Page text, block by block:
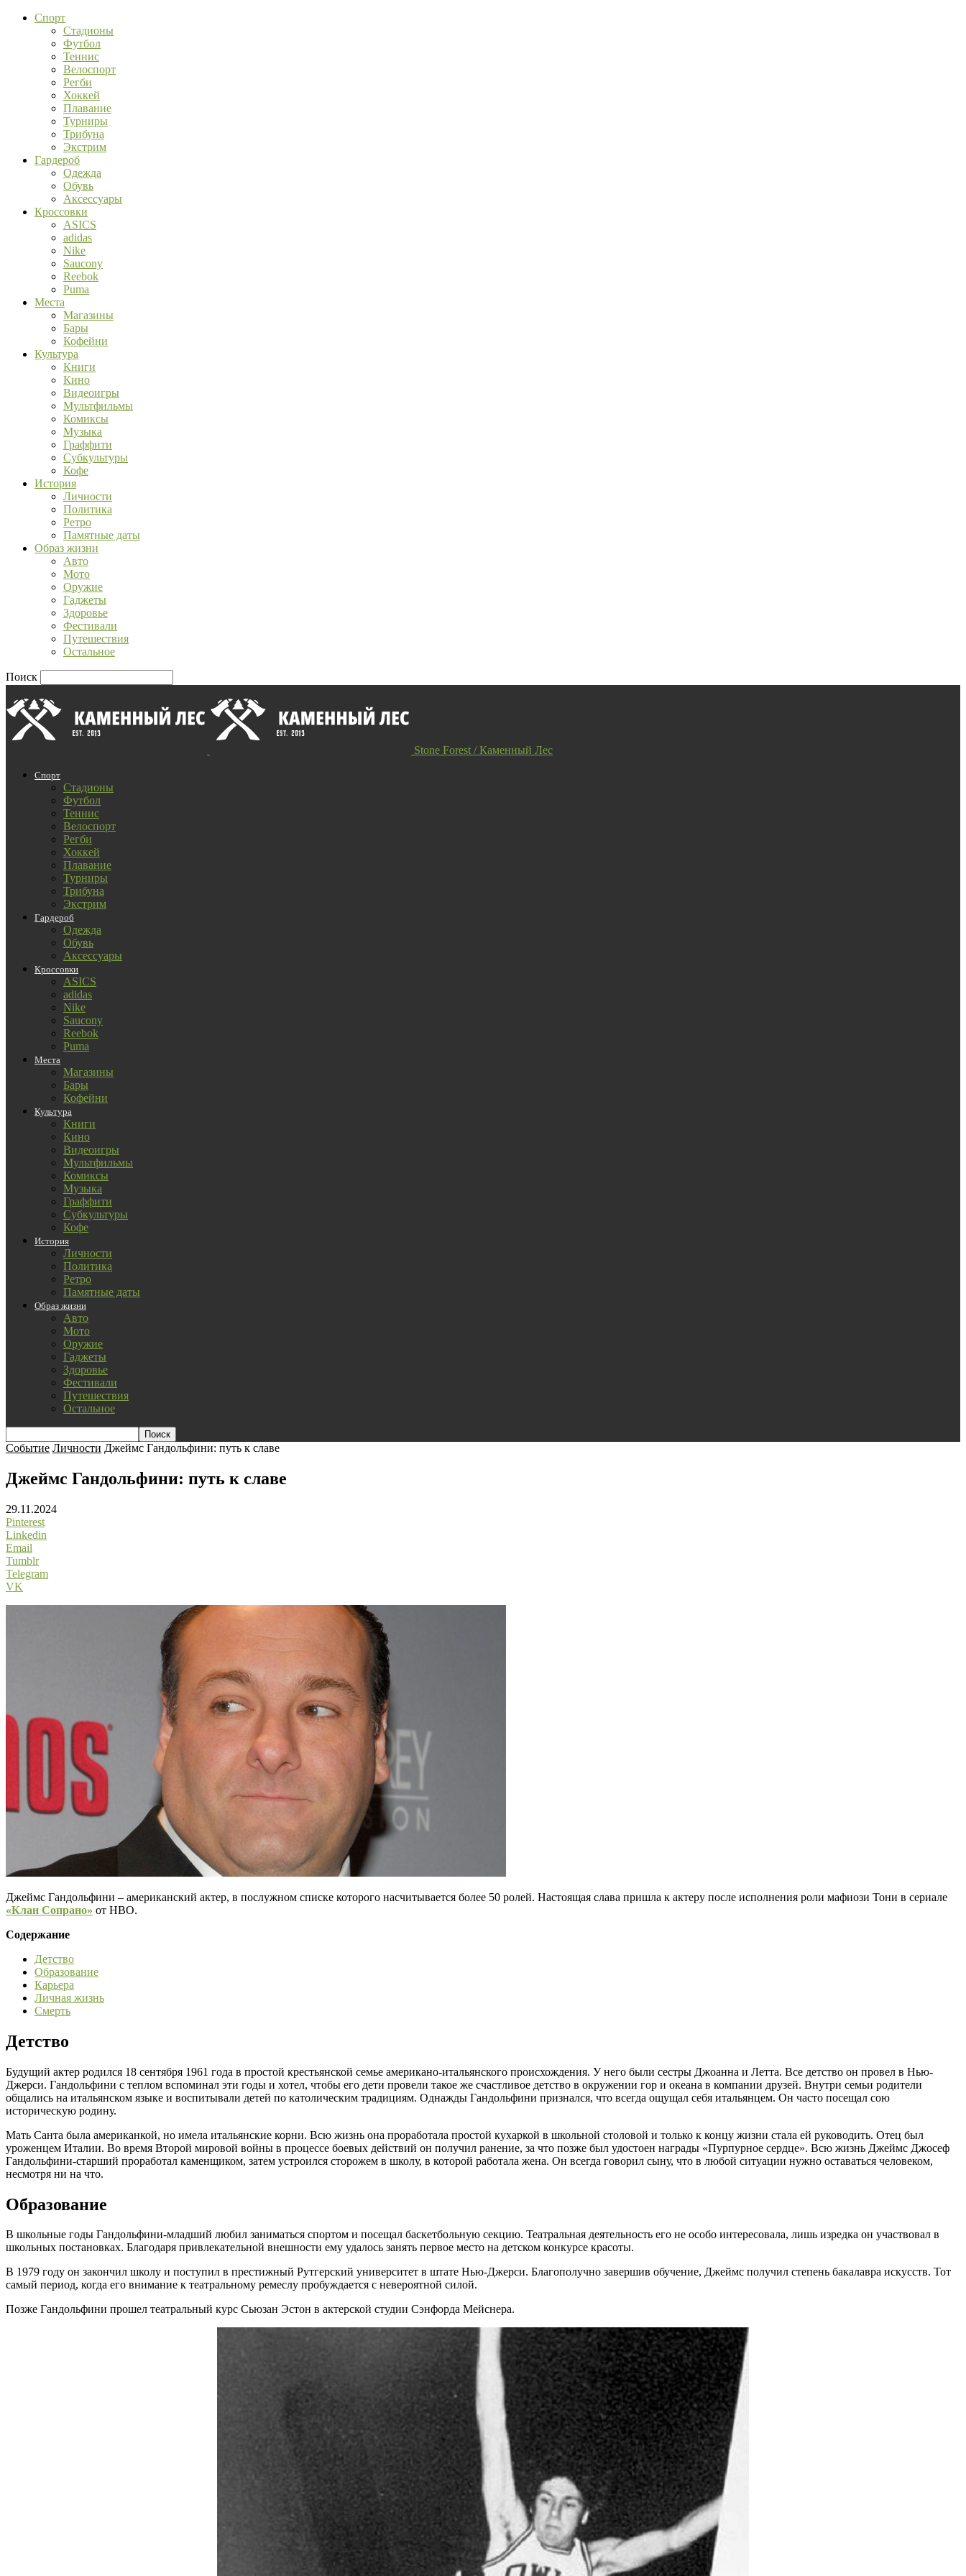
Спорт
Стадионы
Футбол
Теннис
Велоспорт
Регби
Хоккей
Плавание
Турниры
Трибуна
Экстрим
Гардероб
Одежда
Обувь
Аксессуары
Кроссовки
ASICS
adidas
Nike
Saucony
Reebok
Puma
Места
Магазины
Бары
Кофейни
Культура
Книги
Кино
Видеоигры
Мультфильмы
Комиксы
Музыка
Граффити
Субкультуры
Кофе
История
Личности
Политика
Ретро
Памятные даты
Образ жизни
Авто
Мото
Оружие
Гаджеты
Здоровье
Фестивали
Путешествия
Остальное
Поиск
Stone Forest / Каменный Лес
Спорт
Стадионы
Футбол
Теннис
Велоспорт
Регби
Хоккей
Плавание
Турниры
Трибуна
Экстрим
Гардероб
Одежда
Обувь
Аксессуары
Кроссовки
ASICS
adidas
Nike
Saucony
Reebok
Puma
Места
Магазины
Бары
Кофейни
Культура
Книги
Кино
Видеоигры
Мультфильмы
Комиксы
Музыка
Граффити
Субкультуры
Кофе
История
Личности
Политика
Ретро
Памятные даты
Образ жизни
Авто
Мото
Оружие
Гаджеты
Здоровье
Фестивали
Путешествия
Остальное
Событие Личности Джеймс Гандольфини: путь к славе
Джеймс Гандольфини: путь к славе
29.11.2024
Pinterest
Linkedin
Email
Tumblr
Telegram
VK
Джеймс Гандольфини – американский актер, в послужном списке которого насчитывается более 50 ролей. Настоящая слава пришла к актеру после исполнения роли мафиози Тони в сериале
«Клан Сопрано» от НВО.
Содержание
Детство
Образование
Карьера
Личная жизнь
Смерть
Детство
Будущий актер родился 18 сентября 1961 года в простой крестьянской семье американо-итальянского происхождения. У него были сестры Джоанна и Летта. Все детство он провел в Нью-
Джерси. Гандольфини с теплом вспоминал эти годы и хотел, чтобы его дети провели такое же счастливое детство в окружении гор и океана в компании друзей. Внутри семьи родители
общались на итальянском языке и воспитывали детей по католическим традициям. Однажды Гандольфини признался, что всегда ощущал себя итальянцем. Он часто посещал сою
историческую родину.
Мать Санта была американкой, но имела итальянские корни. Всю жизнь она проработала простой кухаркой в школьной столовой и только к концу жизни стала ей руководить. Отец был
уроженцем Италии. Во время Второй мировой войны в процессе боевых действий он получил ранение, за что позже был удостоен награды «Пурпурное сердце». Всю жизнь Джеймс Джосеф
Гандольфини-старший проработал каменщиком, затем устроился сторожем в школу, в которой работала жена. Он всегда говорил сыну, что в любой ситуации нужно оставаться человеком,
несмотря ни на что.
Образование
В школьные годы Гандольфини-младший любил заниматься спортом и посещал баскетбольную секцию. Театральная деятельность его не особо интересовала, лишь изредка он участвовал в
школьных постановках. Благодаря привлекательной внешности ему удалось занять первое место на детском конкурсе красоты.
В 1979 году он закончил школу и поступил в престижный Рутгерский университет в штате Нью-Джерси. Благополучно завершив обучение, Джеймс получил степень бакалавра искусств. Тот
самый период, когда его внимание к театральному ремеслу пробуждается с невероятной силой.
Позже Гандольфини прошел театральный курс Сьюзан Эстон в актерской студии Сэнфорда Мейснера.